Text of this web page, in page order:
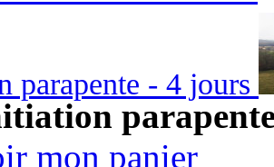
parapente - 4 jours
mon panier